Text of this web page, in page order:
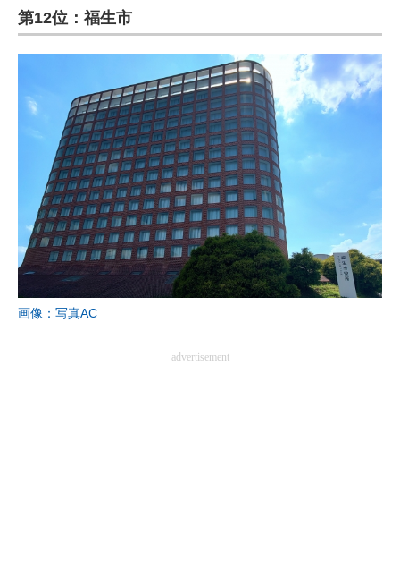
ITの今と未来を見通す
スマホと通信の最新トレンド
進化するPCとデバイスの未来
好きが集まる 比べて選べる
ビジネスと働き方のヒント
AI活用のいまが分かる
企業ITのトレンドを詳説
第12位：福生市
画像：写真AC
advertisement